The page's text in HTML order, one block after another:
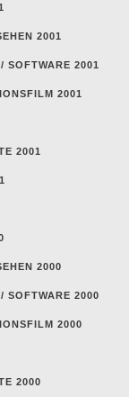
2001
SOFTWARE 2001
2001
2001
2000
SOFTWARE 2000
2000
2000